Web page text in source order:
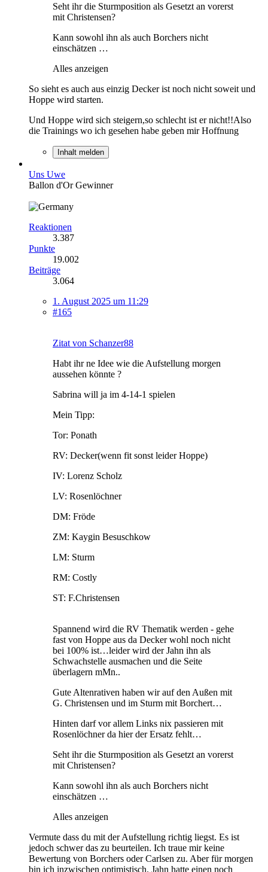
Seht ihr die Sturmposition als Gesetzt an vorerst
mit Christensen?
Kann sowohl ihn als auch Borchers nicht
einschätzen …
Alles anzeigen
So sieht es auch aus einzig Decker ist noch nicht soweit und
Hoppe wird starten.
Und Hoppe wird sich steigern,so schlecht ist er nicht!!Also
die Trainings wo ich gesehen habe geben mir Hoffnung
Inhalt melden
Uns Uwe
Ballon d'Or Gewinner
Reaktionen
3.387
Punkte
19.002
Beiträge
3.064
1. August 2025 um 11:29
#165
Zitat von Schanzer88
Habt ihr ne Idee wie die Aufstellung morgen
aussehen könnte ?
Sabrina will ja im 4-14-1 spielen
Mein Tipp:
Tor: Ponath
RV: Decker(wenn fit sonst leider Hoppe)
IV: Lorenz Scholz
LV: Rosenlöchner
DM: Fröde
ZM: Kaygin Besuschkow
LM: Sturm
RM: Costly
ST: F.Christensen
Spannend wird die RV Thematik werden - gehe
fast von Hoppe aus da Decker wohl noch nicht
bei 100% ist…leider wird der Jahn ihn als
Schwachstelle ausmachen und die Seite
überlagern mMn..
Gute Altenrativen haben wir auf den Außen mit
G. Christensen und im Sturm mit Borchert…
Hinten darf vor allem Links nix passieren mit
Rosenlöchner da hier der Ersatz fehlt…
Seht ihr die Sturmposition als Gesetzt an vorerst
mit Christensen?
Kann sowohl ihn als auch Borchers nicht
einschätzen …
Alles anzeigen
Vermute dass du mit der Aufstellung richtig liegst. Es ist
jedoch schwer das zu beurteilen. Ich traue mir keine
Bewertung von Borchers oder Carlsen zu. Aber für morgen
bin ich inzwischen optimistisch. Jahn hatte einen noch